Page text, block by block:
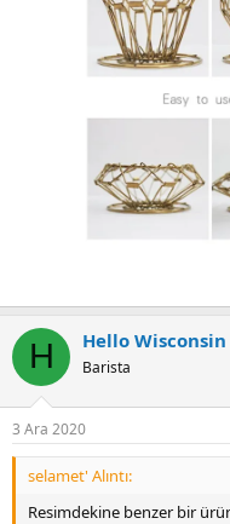
H Hello Wisconsin
Barista
3 Ara 2020
selamet' Alıntı:
Resimdekine benzer bir